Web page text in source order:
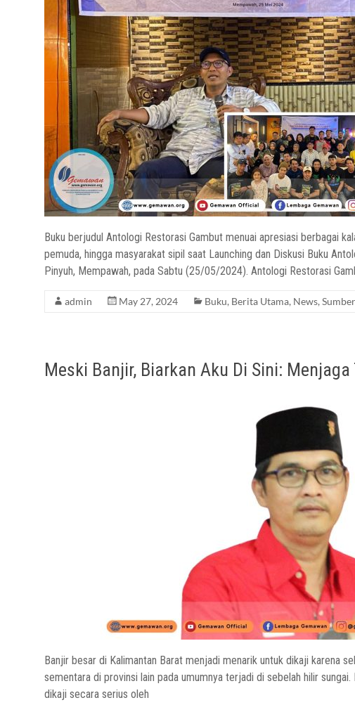
Buku berjudul Antologi Restorasi Gambut menuai apresiasi berbagai
pemuda, hingga masyarakat sipil saat Launching dan Diskusi Buku
Pinyuh, Mempawah, pada Sabtu (25/05/2024). Antologi Restorasi
admin May 27, 2024 Buku, Berita Utama, News,
Meski Banjir, Biarkan Aku Di Sini:
Banjir besar di Kalimantan Barat menjadi menarik untuk dikaji karena
sementara di provinsi lain pada umumnya terjadi di sebelah hilir
dikaji secara serius oleh